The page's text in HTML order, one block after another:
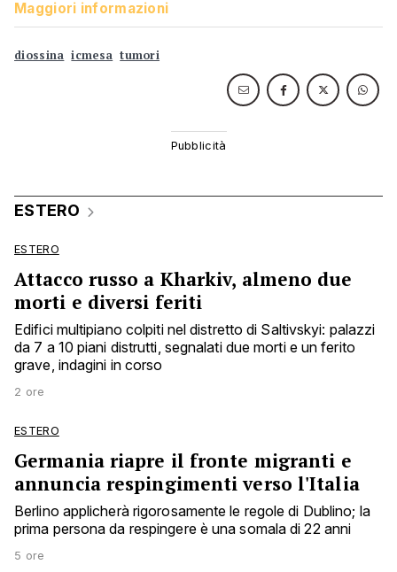
Maggiori informazioni
diossina icmesa tumori
ESTERO
ESTERO
Attacco russo a Kharkiv, almeno due
morti e diversi feriti
Edifici multipiano colpiti nel distretto di Saltivskyi: palazzi
da 7 a 10 piani distrutti, segnalati due morti e un ferito
grave, indagini in corso
2 ore
ESTERO
Germania riapre il fronte migranti e
annuncia respingimenti verso l'Italia
Berlino applicherà rigorosamente le regole di Dublino; la
prima persona da respingere è una somala di 22 anni
5 ore